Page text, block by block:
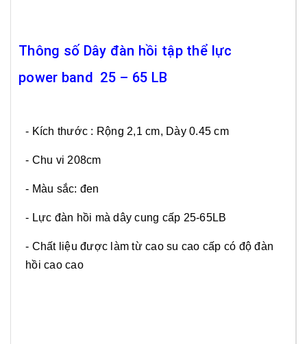
Thông số Dây đàn hồi tập thể lực
power band 25 – 65 LB
- Kích thước : Rộng 2,1 cm, Dày 0.45 cm
- Chu vi 208cm
- Màu sắc: đen
- Lực đàn hồi mà dây cung cấp 25-65LB
- Chất liệu được làm từ cao su cao cấp có độ đàn
hồi cao cao